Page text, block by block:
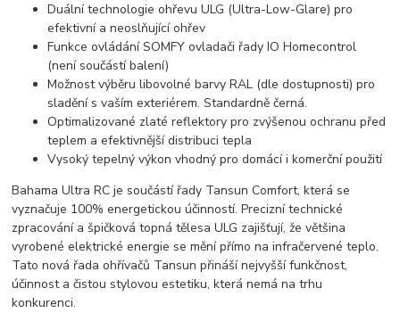
Duální technologie ohřevu ULG (Ultra-Low-Glare) pro
efektivní a neoslňující ohřev
Funkce ovládání SOMFY ovladači řady IO Homecontrol
(není součástí balení)
Možnost výběru libovolné barvy RAL (dle dostupnosti) pro
sladění s vaším exteriérem. Standardně černá.
Optimalizované zlaté reflektory pro zvýšenou ochranu před
teplem a efektivnější distribuci tepla
Vysoký tepelný výkon vhodný pro domácí i komerční použití
Bahama Ultra RC je součástí řady Tansun Comfort, která se
vyznačuje 100% energetickou účinností. Precizní technické
zpracování a špičková topná tělesa ULG zajišťují, že většina
vyrobené elektrické energie se mění přímo na infračervené teplo.
Tato nová řada ohřívačů Tansun přináší nejvyšší funkčnost,
účinnost a čistou stylovou estetiku, která nemá na trhu
konkurenci.